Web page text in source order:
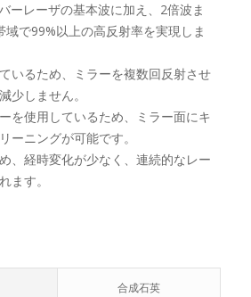
ーレーザの基本波に加え、2倍波ま
域で99%以上の高反射率を実現しま
いるため、ミラーを複数回反射させ
少しません。
を使用しているため、ミラー面にキ
ーニングが可能です。
、経時変化が少なく、連続的なレー
ます。
合成石英